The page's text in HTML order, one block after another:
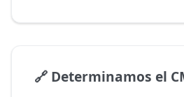
🔗 Determinamos el CMS para